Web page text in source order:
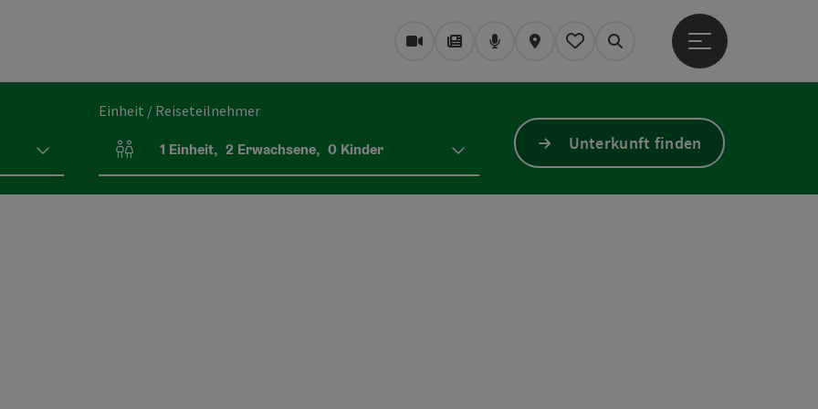
WebcamsMagazin/Blog
PodcastKarteMein Merkzettel
Suchen
Hauptmenü öffnen
Einheit / Reiseteilnehmer
Einheitenanzahl und Personenfelder
1 Einheit, 2 Erwachsene, 0 Kinder Unterkunft finden